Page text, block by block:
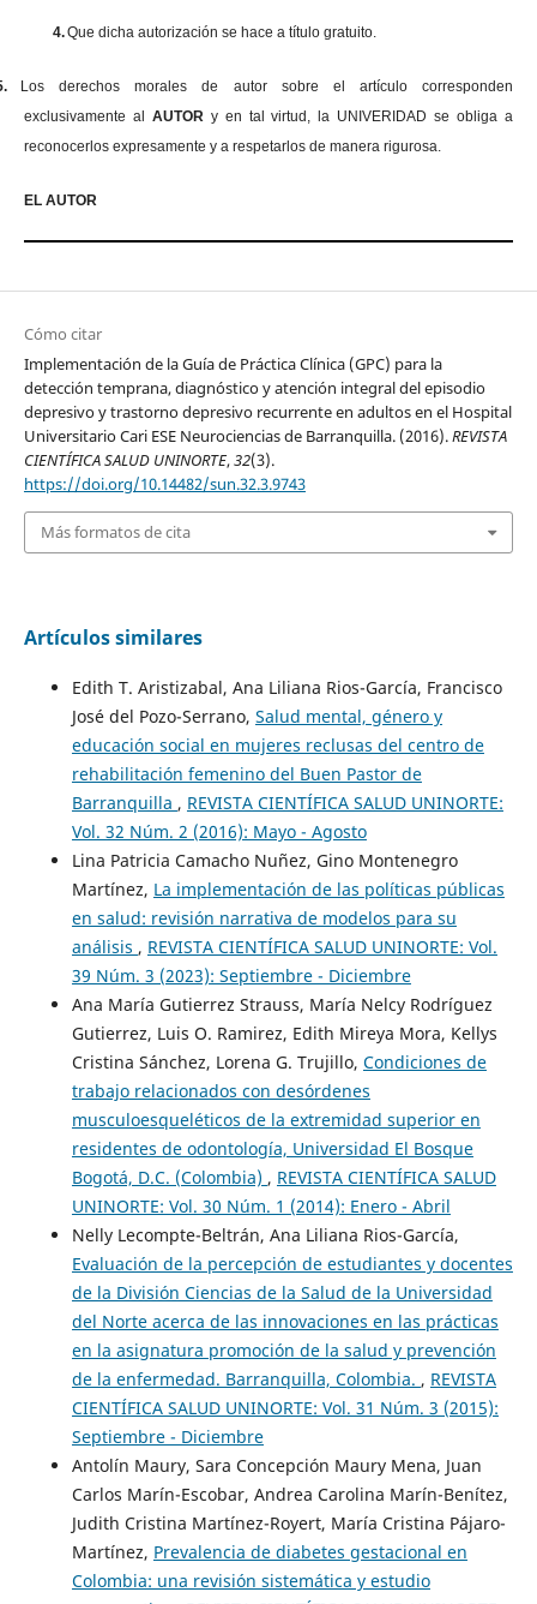
4.Que dicha autorización se hace a título gratuito.
Los derechos morales de autor sobre el artículo corresponden
exclusivamente al AUTOR y en tal virtud, la UNIVERIDAD se obliga a
reconocerlos expresamente y a respetarlos de manera rigurosa.
EL AUTOR
Cómo citar
Implementación de la Guía de Práctica Clínica (GPC) para la
detección temprana, diagnóstico y atención integral del episodio
depresivo y trastorno depresivo recurrente en adultos en el Hospital
Universitario Cari ESE Neurociencias de Barranquilla. (2016).REVISTA
CIENTÍFICA SALUD UNINORTE,32(3).
https://doi.org/10.14482/sun.32.3.9743
Más formatos de cita
Artículos similares
Edith T. Aristizabal, Ana Liliana Rios-García, Francisco
José del Pozo-Serrano, Salud mental, género y
educación social en mujeres reclusas del centro de
rehabilitación femenino del Buen Pastor de
Barranquilla , REVISTA CIENTÍFICA SALUD UNINORTE:
Vol. 32 Núm. 2 (2016): Mayo - Agosto
Lina Patricia Camacho Nuñez, Gino Montenegro
Martínez, La implementación de las políticas públicas
en salud: revisión narrativa de modelos para su
análisis , REVISTA CIENTÍFICA SALUD UNINORTE: Vol.
39 Núm. 3 (2023): Septiembre - Diciembre
Ana María Gutierrez Strauss, María Nelcy Rodríguez
Gutierrez, Luis O. Ramirez, Edith Mireya Mora, Kellys
Cristina Sánchez, Lorena G. Trujillo, Condiciones de
trabajo relacionados con desórdenes
musculoesqueléticos de la extremidad superior en
residentes de odontología, Universidad El Bosque
Bogotá, D.C. (Colombia) , REVISTA CIENTÍFICA SALUD
UNINORTE: Vol. 30 Núm. 1 (2014): Enero - Abril
Nelly Lecompte-Beltrán, Ana Liliana Rios-García,
Evaluación de la percepción de estudiantes y docentes
de la División Ciencias de la Salud de la Universidad
del Norte acerca de las innovaciones en las prácticas
en la asignatura promoción de la salud y prevención
de la enfermedad. Barranquilla, Colombia. , REVISTA
CIENTÍFICA SALUD UNINORTE: Vol. 31 Núm. 3 (2015):
Septiembre - Diciembre
Antolín Maury, Sara Concepción Maury Mena, Juan
Carlos Marín-Escobar, Andrea Carolina Marín-Benítez,
Judith Cristina Martínez-Royert, María Cristina Pájaro-
Martínez, Prevalencia de diabetes gestacional en
Colombia: una revisión sistemática y estudio